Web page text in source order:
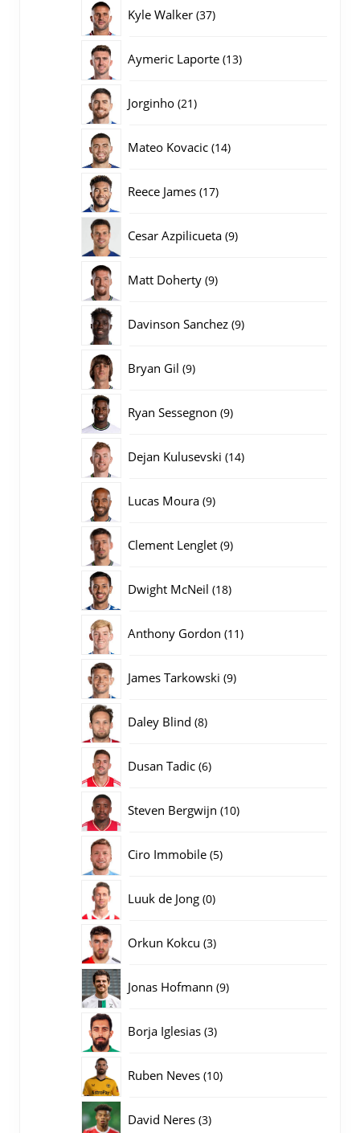
Kyle Walker 3737
Aymeric Laporte 1313
Jorginho 2121
Mateo Kovacic 1414
Reece James 1717
Cesar Azpilicueta 99
Matt Doherty 99
Davinson Sanchez 99
Bryan Gil 99
Ryan Sessegnon 99
Dejan Kulusevski 1414
Lucas Moura 99
Clement Lenglet 99
Dwight McNeil 1818
Anthony Gordon 1111
James Tarkowski 99
Daley Blind 88
Dusan Tadic 66
Steven Bergwijn 1010
Ciro Immobile 55
Luuk de Jong 00
Orkun Kokcu 33
Jonas Hofmann 99
Borja Iglesias 33
Ruben Neves 1010
David Neres 33